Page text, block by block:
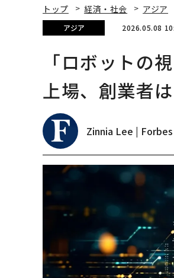
トップ 経済・社会 アジア
アジア 2026.05.08
「ロボットの
上場、創業者
Zinnia Lee |